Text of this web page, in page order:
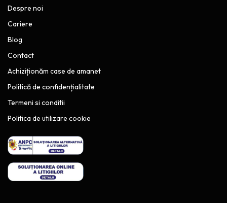
Despre noi
Cariere
Blog
Contact
Achiziționăm case de amanet
Politică de confidențialitate
Termeni si conditii
Politica de utilizare cookie